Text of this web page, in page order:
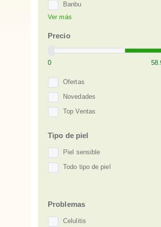
Banbu
Kost Kamm
Redecker
Ver más
Precio
Ofertas
Novedades
Top Ventas
Tipo de piel
Piel sensible
Todo tipo de piel
Problemas
Celulitis